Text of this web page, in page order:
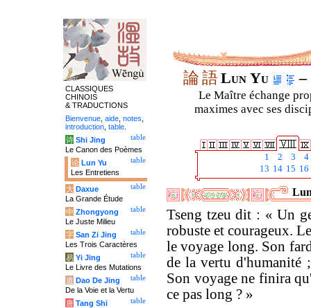
論語Lun Yu –
Le Maître échange
maximes avec ses
1 2 3
4
13 14 15 16
Tseng tzeu dit : « Un
robuste et courageux.
le voyage long. Son
de la vertu d'humanité
Son voyage ne finira
ce pas long ? »
CLASSIQUES
CHINOIS
& TRADUCTIONS
Bienvenue aide notes
introduction table
table
诗 Shi Jing
Le Canon des Poèmes
table
论 Lun Yu
Les Entretiens
table
大 Daxue
La Grande Étude
table
中 Zhongyong
Le Juste Milieu
table
字 San Zi Jing
Les Trois Caractères
table
易 Yi Jing
Le Livre des Mutations
table
道 Dao De Jing
De la Voie et la Vertu
table
唐 Tang Shi